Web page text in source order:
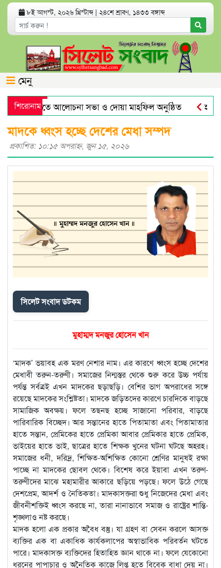
৮ই আগস্ট, ২০২৬ খ্রিস্টাব্দ | ২৪শে শ্রাবণ, ১৪৩৩ বঙ্গাব্দ
মেনু
শিরোনাম আলোচনা সভা ও দোয়া মাহফিল অনুষ্ঠিত
হরমুজ
মাদকে ধ্বংস হচ্ছে দেশের মেধা সম্পদ
প্রকাশিত: ১০:১৫ অপরাহ্ণ, জুন ১৫, ২০২৬
সিলেট সংবাদ ডটকম
মুহাম্মদ মনজুর হোসেন খান
‘মাদক’ ভয়াবহ এক মরণ নেশার নাম। এর কারণে ধ্বংস হচ্ছে দেশের
মেধাবী তরুন-তরুণী। সমাজের নিন্মস্তর থেকে শুরু করে উচ্চ পর্যায়
পর্যন্ত সর্বত্রই এখন মাদকের ছড়াছড়ি। বেশির ভাগ অপরাধের সঙ্গে
রয়েছে মাদকের সংশ্লিষ্টতা। মাদকে জড়িতদের কারণে চারদিকে বাড়ছে
সামাজিক অবক্ষয়। ফলে তছনছ হচ্ছে সাজানো পরিবার, বাড়ছে
পারিবারিক বিচ্ছেদ। আর সন্তানের হাতে পিতামাতা এবং পিতামাতার
হাতে সন্তান, প্রেমিকের হাতে প্রেমিকা আবার প্রেমিকার হাতে প্রেমিক,
ভাইয়ের হাতে ভাই, ছাত্রের হাতে শিক্ষক খুনের ঘটনা ঘটছে অহরহ।
সমাজের ধনী, দরিদ্র, শিক্ষিত-অশিক্ষিত কোনো শ্রেণির মানুষই রক্ষা
পাচ্ছে না মাদকের ছোবল থেকে। বিশেষ করে ইয়াবা এখন তরুণ-
তরুণীদের মাঝে মহামারীর আকারে ছড়িয়ে পড়ছে। ফলে উঠে গেছে
দেশপ্রেম, আদর্শ ও নৈতিকতা। মাদকাসক্তরা শুধু নিজেদের মেধা এবং
জীবনীশক্তিই ধ্বংস করছে না, তারা নানাভাবে সমাজ ও রাষ্ট্রের শান্তি-
শৃঙ্খলাও নষ্ট করছে।
মাদক হলো এক প্রকার অবৈধ বস্তু। যা গ্রহণ বা সেবন করলে আসক্ত
ব্যক্তির এক বা একাধিক কার্যকলাপের অস্বাভাবিক পরিবর্তন ঘটতে
পারে। মাদকাসক্ত ব্যক্তিদের হিতাহিত জ্ঞান থাকে না। ফলে যেকোনো
ধরনের পাপাচার ও অনৈতিক কাজে লিপ্ত হতে বিবেক বাধা দেয় না।